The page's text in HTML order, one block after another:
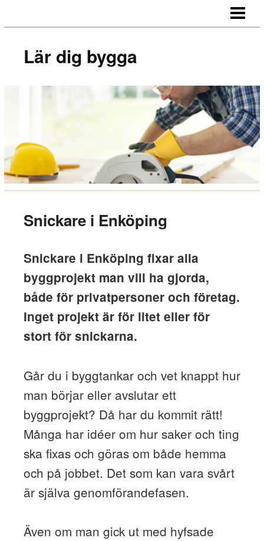
BYGG EGEN SÄNGGAVEL
BYGGA BORD AV LASTPALLAR
Lär dig bygga
Snickare i Enköping
Snickare i Enköping fixar alla
byggprojekt man vill ha gjorda,
både för privatpersoner och företag.
Inget projekt är för litet eller för
stort för snickarna.
Går du i byggtankar och vet knappt hur
man börjar eller avslutar ett
byggprojekt? Då har du kommit rätt!
Många har idéer om hur saker och ting
ska fixas och göras om både hemma
och på jobbet. Det som kan vara svårt
är själva genomförandefasen.
Även om man gick ut med hyfsade